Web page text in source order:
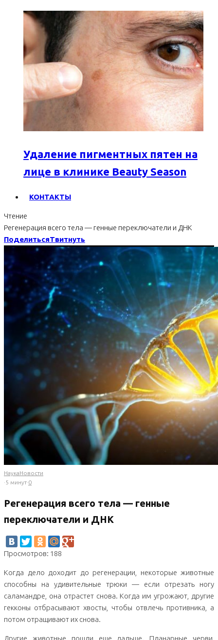
Удаление пигментных пятен на
лице в клинике Beauty Season
КОНТАКТЫ
Чтение
Регенерация всего тела — генные переключатели и ДНК
ПоделитьсяТвитнуть
НаукаНовости
· 5 минут·0
Регенерация всего тела — генные
переключатели и ДНК
Просмотров: 188
Когда дело доходит до регенерации, некоторые животные
способны на удивительные трюки — если отрезать ногу
саламандре, она отрастет снова. Когда им угрожают, другие
гекконы отбрасывают хвосты, чтобы отвлечь противника, а
потом отращивают их снова.